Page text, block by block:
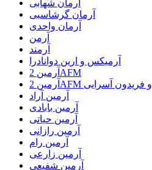
آرمان شهابی
آرمان گرشاسبی
آرمان واحدی
آرمن
آرمند
آرمیکس و ارین دوانادرا
آرمین 2AFM
آرمین 2AFM و فریدون آسرایی
آرمین آراد
آرمین بابادی
آرمین حیاتی
آرمین رازانی
آرمین رام
آرمین زارعی
آرمین شفیعی